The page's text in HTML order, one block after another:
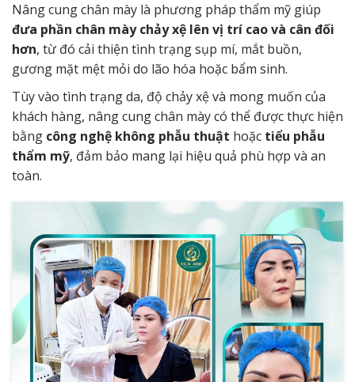
Nâng cung chân mày là phương pháp thẩm mỹ giúp
đưa phần chân mày chảy xệ lên vị trí cao và cân đối
hơn, từ đó cải thiện tình trạng sụp mí, mắt buồn,
gương mặt mệt mỏi do lão hóa hoặc bẩm sinh.
Tùy vào tình trạng da, độ chảy xệ và mong muốn của
khách hàng, nâng cung chân mày có thể được thực hiện
bằng công nghệ không phẫu thuật hoặc tiểu phẫu
thẩm mỹ, đảm bảo mang lại hiệu quả phù hợp và an
toàn.